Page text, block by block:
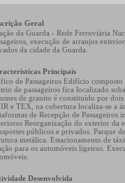
Geral
da Guarda - Rede Ferroviária
execução de arranjos
da cidade da Guarda.
Principais
de Passageiros Edifício
de passageiros fica localizado
de granito é constituído por dois
e TEX, na cobertura localiza-se a
de Recepção de
Reorganização do exterior da
públicos e privados. Parque
metálica. Estacionamento de
para os automóveis ligeiros.
Desenvolvida